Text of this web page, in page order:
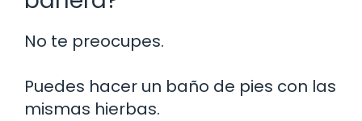
No te preocupes.
Puedes hacer un baño de pies con las
mismas hierbas.